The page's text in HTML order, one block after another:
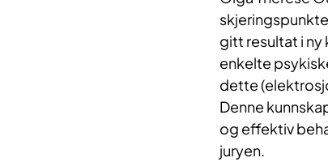
gitt resultat i ny
enkelte
dette
Denne
og effektiv
juryen.